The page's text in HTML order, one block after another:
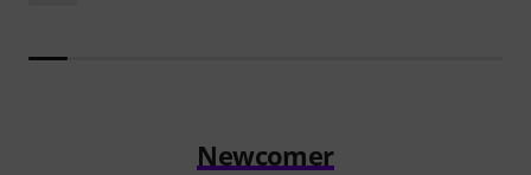
Newcomer